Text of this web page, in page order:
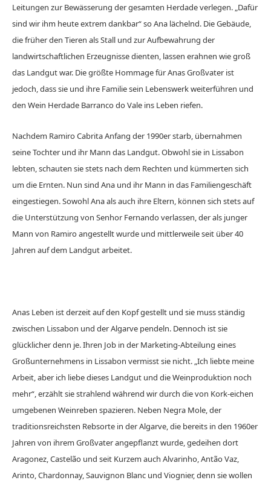
Leitungen zur Bewässerung der gesamten Herdade verlegen. „Dafür
sind wir ihm heute extrem dankbar“ so Ana lächelnd. Die Gebäude,
die früher den Tieren als Stall und zur Aufbewahrung der
landwirtschaftlichen Erzeugnisse dienten, lassen erahnen wie groß
das Landgut war. Die größte Hommage für Anas Großvater ist
jedoch, dass sie und ihre Familie sein Lebenswerk weiterführen und
den Wein Herdade Barranco do Vale ins Leben riefen.
Nachdem Ramiro Cabrita Anfang der 1990er starb, übernahmen
seine Tochter und ihr Mann das Landgut. Obwohl sie in Lissabon
lebten, schauten sie stets nach dem Rechten und kümmerten sich
um die Ernten. Nun sind Ana und ihr Mann in das Familiengeschäft
eingestiegen. Sowohl Ana als auch ihre Eltern, können sich stets auf
die Unterstützung von Senhor Fernando verlassen, der als junger
Mann von Ramiro angestellt wurde und mittlerweile seit über 40
Jahren auf dem Landgut arbeitet.
Anas Leben ist derzeit auf den Kopf gestellt und sie muss ständig
zwischen Lissabon und der Algarve pendeln. Dennoch ist sie
glücklicher denn je. Ihren Job in der Marketing-Abteilung eines
Großunternehmens in Lissabon vermisst sie nicht. „Ich liebte meine
Arbeit, aber ich liebe dieses Landgut und die Weinproduktion noch
mehr“, erzählt sie strahlend während wir durch die von Kork-eichen
umgebenen Weinreben spazieren. Neben Negra Mole, der
traditionsreichsten Rebsorte in der Algarve, die bereits in den 1960er
Jahren von ihrem Großvater angepflanzt wurde, gedeihen dort
Aragonez, Castelão und seit Kurzem auch Alvarinho, Antão Vaz,
Arinto, Chardonnay, Sauvignon Blanc und Viognier, denn sie wollen